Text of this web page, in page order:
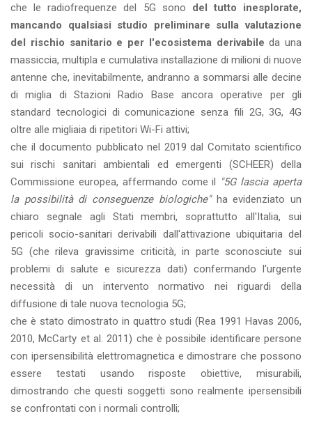
che le radiofrequenze del 5G sono del tutto inesplorate,
mancando qualsiasi studio preliminare sulla valutazione
del rischio sanitario e per l'ecosistema derivabileda una
massiccia, multipla e cumulativa installazione di milioni di nuove
antenne che, inevitabilmente, andranno a sommarsi alle decine
di miglia di Stazioni Radio Base ancora operative per gli
standard tecnologici di comunicazione senza fili 2G, 3G, 4G
oltre alle migliaia di ripetitori Wi-Fi attivi;
che il documento pubblicato nel 2019 dal Comitato scientifico
sui rischi sanitari ambientali ed emergenti (SCHEER) della
Commissione europea, affermando come il
"5G lascia aperta
la possibilità di conseguenze biologiche" ha evidenziato un
chiaro segnale agli Stati membri, soprattutto all'Italia, sui
pericoli socio-sanitari derivabili dall'attivazione ubiquitaria del
5G (che rileva gravissime criticità, in parte sconosciute sui
problemi di salute e sicurezza dati) confermando l'urgente
necessità di un intervento normativo nei riguardi della
diffusione di tale nuova tecnologia 5G;
che è stato dimostrato in quattro studi (Rea 1991 Havas 2006,
2010, McCarty et al. 2011) che è possibile identificare persone
con ipersensibilità elettromagnetica e dimostrare che possono
essere testati usando risposte obiettive, misurabili,
dimostrando che questi soggetti sono realmente ipersensibili
se confrontati con i normali controlli;